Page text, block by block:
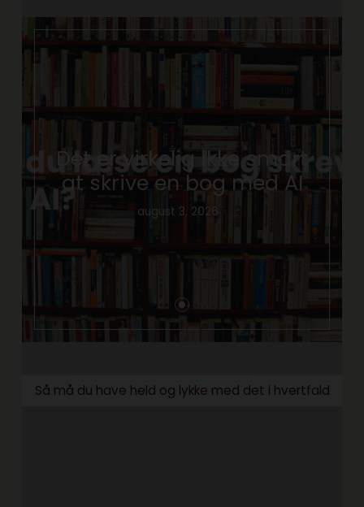
Det er virkelig ikke smart
at skrive en bog med AI
august 3, 2026
Så må du have held og lykke med det i hvertfald